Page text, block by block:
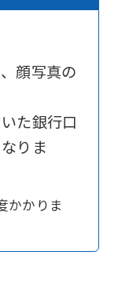
顔写真の
た銀行口
りま
かかりま